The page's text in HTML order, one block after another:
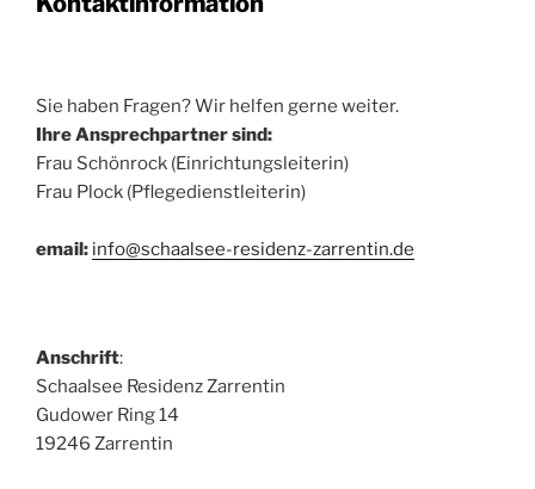
Sie haben Fragen? Wir helfen gerne weiter.
Ihre Ansprechpartner sind:
Frau Schönrock (Einrichtungsleiterin)
Frau Plock (Pflegedienstleiterin)
email: info@schaalsee-residenz-zarrentin.de
Anschrift:
Schaalsee Residenz Zarrentin
Gudower Ring 14
19246 Zarrentin